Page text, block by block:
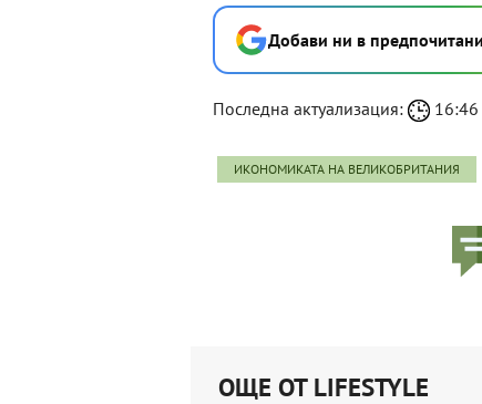
Добави ни в
Последна актуализация: 16:46
ИКОНОМИКАТА НА ВЕЛИКОБРИТАНИЯ
ОЩЕ ОТ LIFESTYLE